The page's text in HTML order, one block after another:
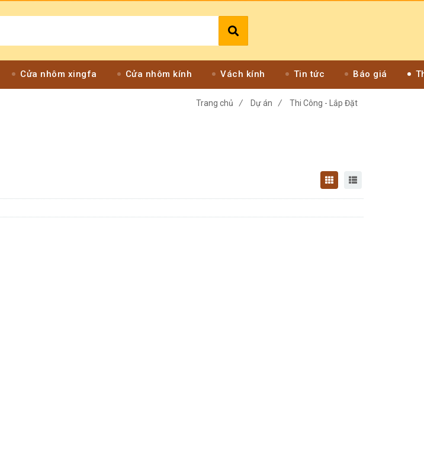
Cửa nhôm xingfa Cửa nhôm kính Vách kính Tin tức Báo giá
Trang chủ / Dự án / Thi Công - Lắp Đặt